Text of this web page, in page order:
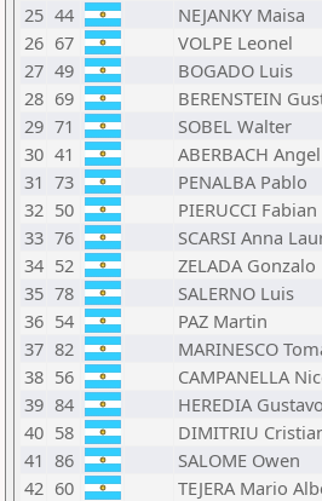
25 44 NEJANKY Maisa
26 67 VOLPE Leonel
27 49 BOGADO Luis
28 69 BERENSTEIN
29 71 SOBEL Walter
30 41 ABERBACH Angel
31 73 PENALBA Pablo
32 50 PIERUCCI Fabian
33 76 SCARSI Anna
34 52 ZELADA Gonzalo
35 78 SALERNO Luis
36 54 PAZ Martin
37 82 MARINESCO
38 56 CAMPANELLA
39 84 HEREDIA Gustavo
40 58 DIMITRIU
41 86 SALOME Owen
42 60 TEJERA Mario